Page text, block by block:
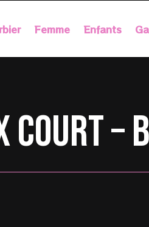
Femme Enfants
court –